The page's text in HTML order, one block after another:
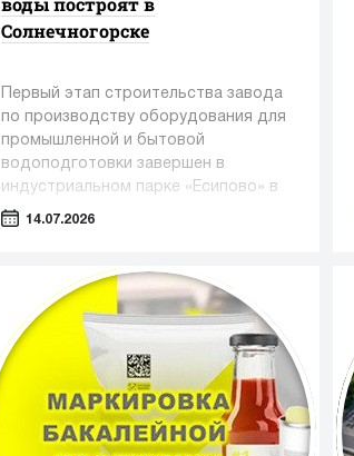
Солнечногорске
Первый этап строительства завода
по производству оборудования для
промышленной и бытовой
водоподготовки завершен в
индустриальном парке «Есипово» в
Солнечногорском округе.
14.07.2026